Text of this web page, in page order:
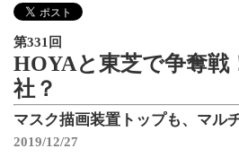
第331回
HOYAと東芝で争奪
社？
マスク描画装置トップも、マル
2019/12/27